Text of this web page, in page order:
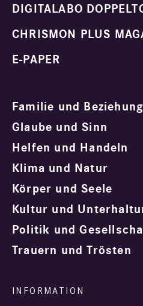
DIGITALABO
CHRISMON PLUS
E-PAPER
Familie und
Glaube und Sinn
Helfen und Handeln
Klima und Natur
Körper und Seele
Kultur und
Politik und
Trauern und Trösten